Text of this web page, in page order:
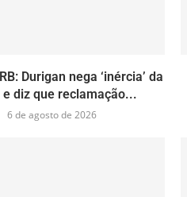
Durigan nega ‘inércia’ da
e diz que reclamação...
6 de agosto de 2026